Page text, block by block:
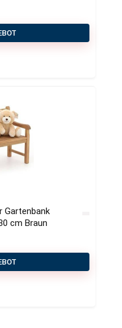
Gartenbank
cm Braun